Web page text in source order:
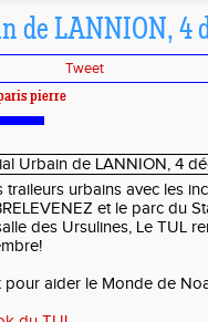
de LANNION, 4
Tweet
pierre
traileurs urbains avec les
et le parc du
des Ursulines, Le TUL
pour aider le Monde de